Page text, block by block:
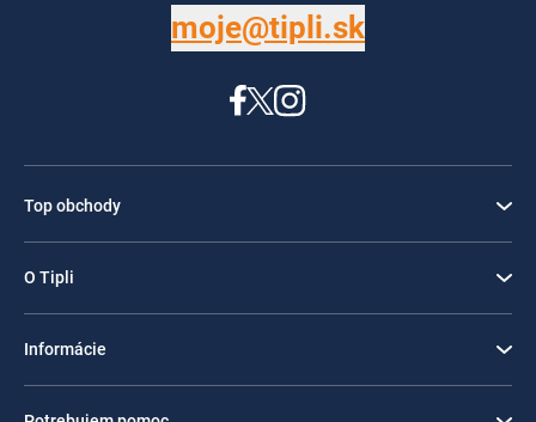
moje@tipli.sk
Top obchody
O Tipli
Informácie